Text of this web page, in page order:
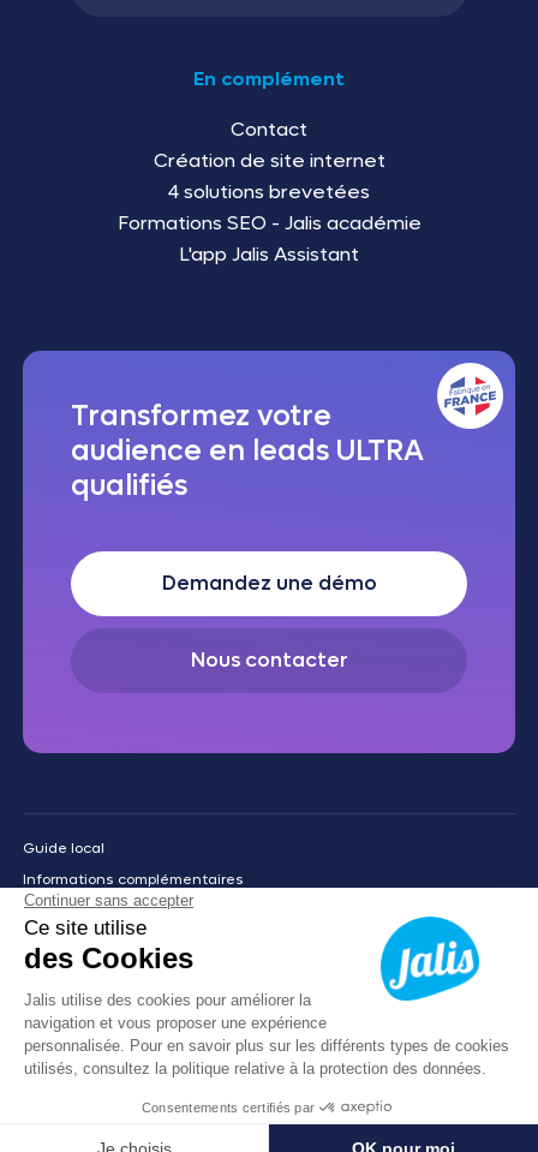
05 40 25 27 61 Prendre RDV
En complément
Contact
Création de site internet
4 solutions brevetées
Formations SEO - Jalis académie
L'app Jalis Assistant
Transformez votre
audience en leads ULTRA
qualifiés
Demandez une démo
Nous contacter
Guide local
Informations complémentaires
Mentions légales